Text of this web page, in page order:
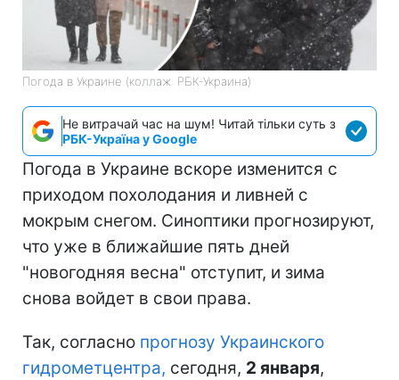
Погода в Украине (коллаж: РБК-Украина)
Не витрачай час на шум! Читай тільки суть з
РБК-Україна у Google
Погода в Украине вскоре изменится с
приходом похолодания и ливней с
мокрым снегом. Синоптики прогнозируют,
что уже в ближайшие пять дней
"новогодняя весна" отступит, и зима
снова войдет в свои права.
Так, согласно прогнозу Украинского
гидрометцентра, сегодня, 2 января,